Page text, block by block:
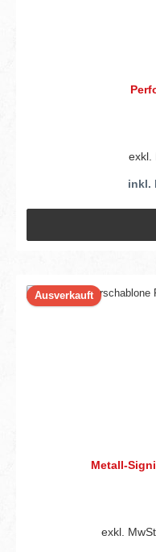
exkl.
inkl.
Ausverkauft
Metall-
exkl.